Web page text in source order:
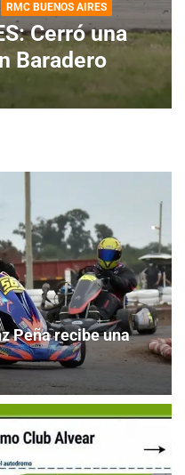
RMC BUENOS AIRES
Cerró una
Baradero
Peña recibe una